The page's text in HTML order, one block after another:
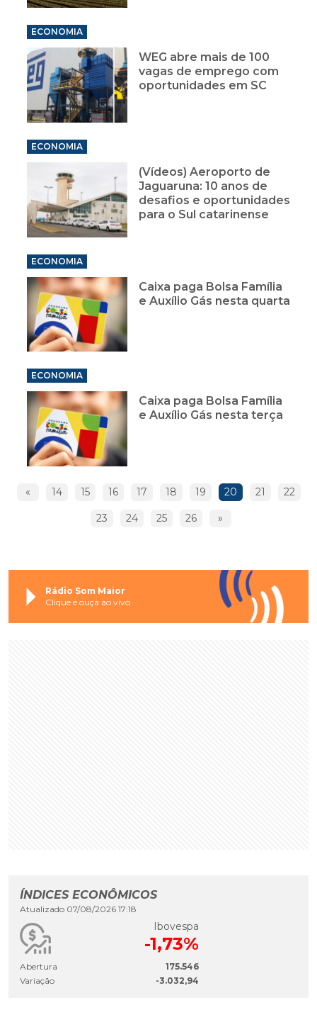
ECONOMIA
WEG abre mais de 100
vagas de emprego com
oportunidades em SC
ECONOMIA
(Vídeos) Aeroporto de
Jaguaruna: 10 anos de
desafios e oportunidades
para o Sul catarinense
ECONOMIA
Caixa paga Bolsa Família
e Auxílio Gás nesta quarta
ECONOMIA
Caixa paga Bolsa Família
e Auxílio Gás nesta terça
« 14 15 16 17 18 19 20 21 22
23 24 25 26 »
Rádio Som Maior
Clique e ouça ao vivo
ÍNDICES ECONÔMICOS
Atualizado 07/08/2026 17:18
Ibovespa
-1,73%
Abertura
175.546
Variação
-3.032,94